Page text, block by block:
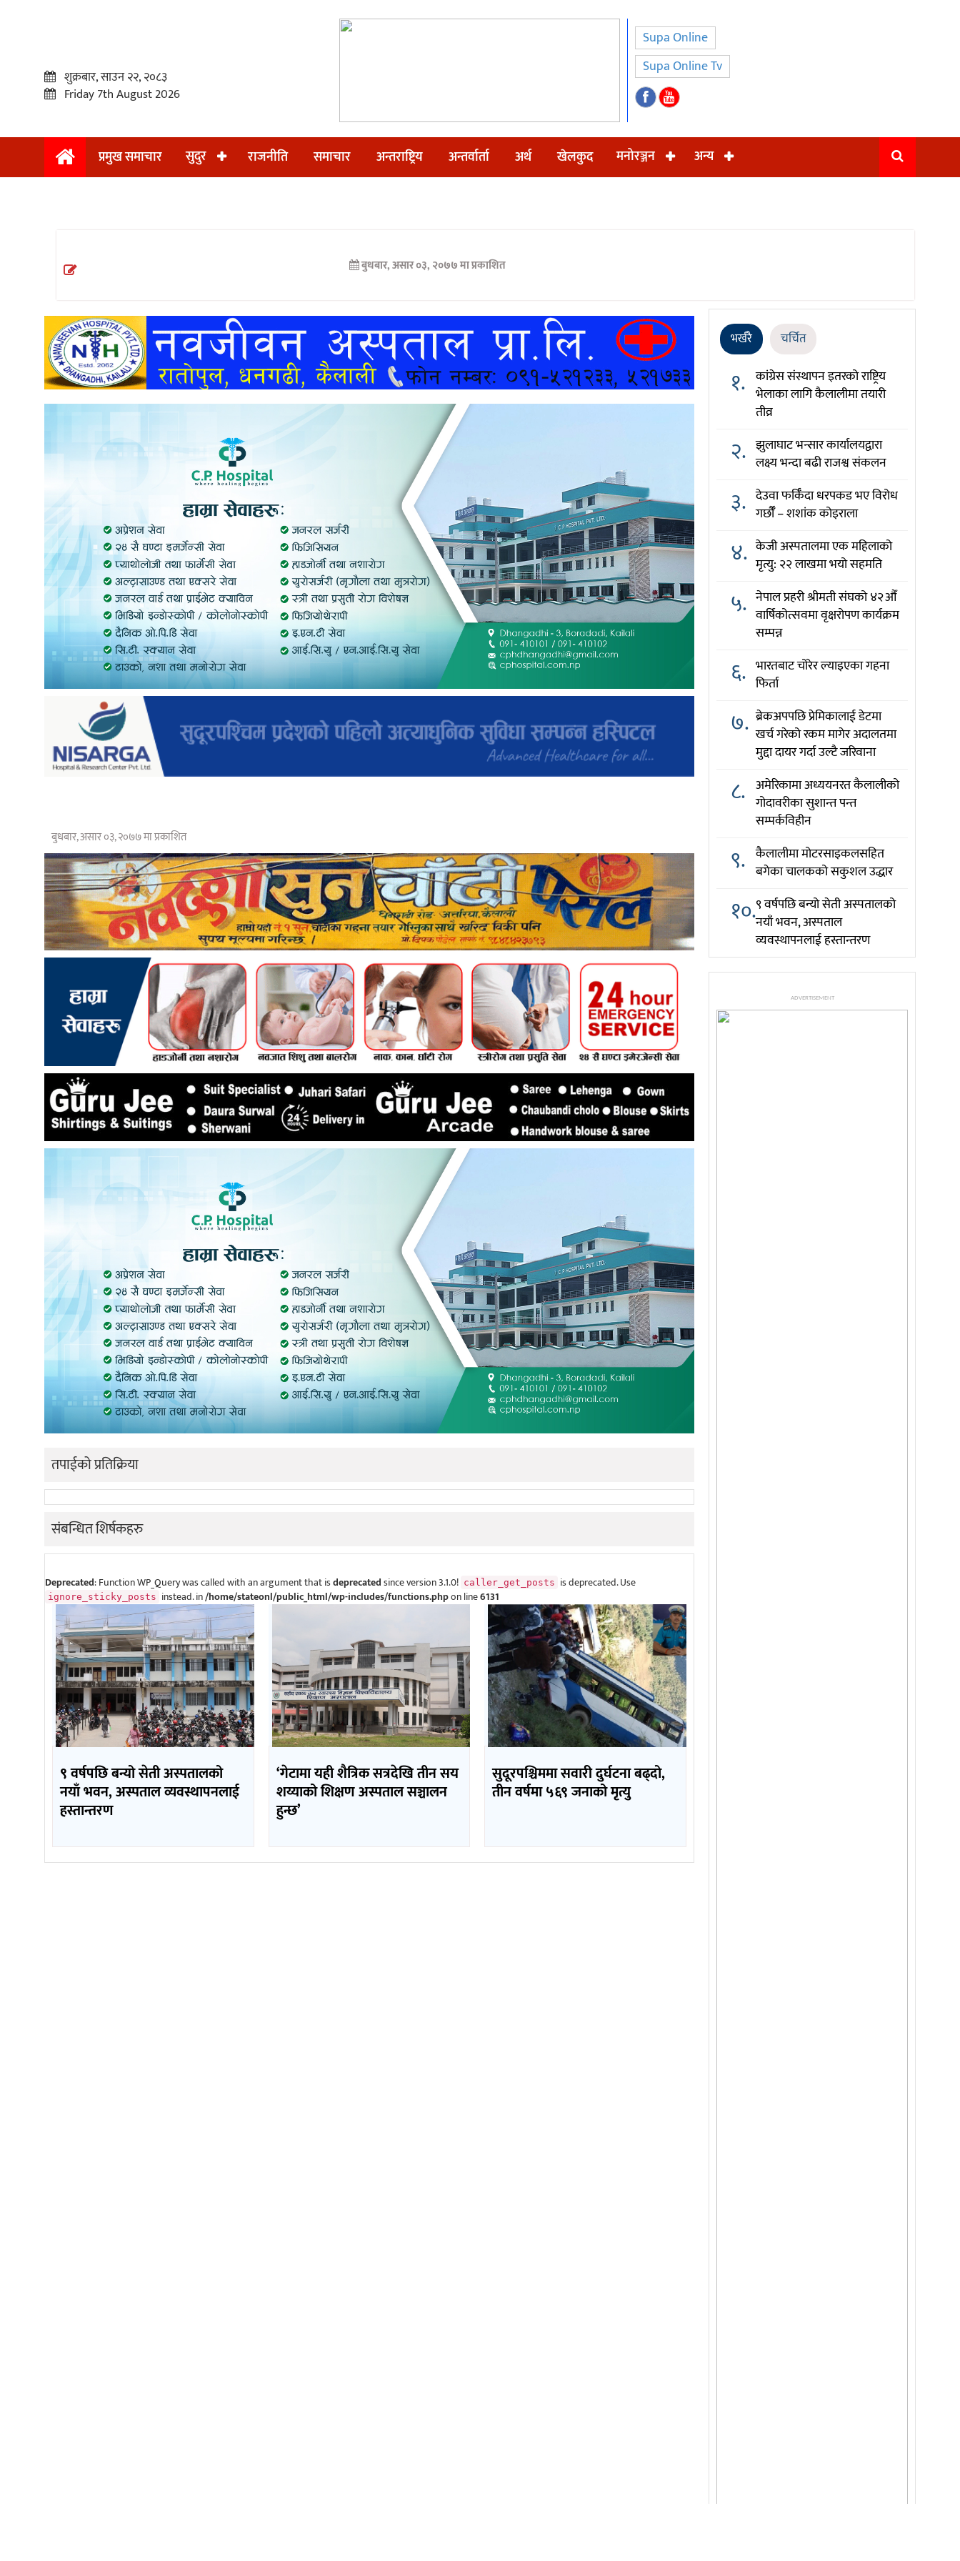
प्रमुख
अन्तराष्ट्रिय
अन्तर्वार्ता
खेलकुद
शुक्रबार, साउन २२, २०८३
Friday 7th August 2026
Supa Online
Supa Online Tv
प्रमुख समाचार सुदुर राजनीति समाचार अन्तराष्ट्रिय अन्तर्वार्ता अर्थ खेलकुद मनोरञ्जन अन्य
बुधबार, असार ०३, २०७७ मा प्रकाशित
बुधबार, असार ०३, २०७७ मा प्रकाशित
तपाईको प्रतिक्रिया
संबन्धित शिर्षकहरु
Deprecated: Function WP_Query was called with an argument that isdeprecatedsince version 3.1.0! caller_get_posts is deprecated. Use
ignore_sticky_posts instead. in/home/stateonl/public_html/wp-includes/functions.phpon line6131
९ वर्षपछि बन्यो सेती अस्पतालको
नयाँ भवन, अस्पताल व्यवस्थापनलाई
हस्तान्तरण
‘गेटामा यही शैत्रिक सत्रदेखि तीन सय
शय्याको शिक्षण अस्पताल सञ्चालन
हुन्छ’
सुदूरपश्चिममा सवारी दुर्घटना बढ्दो,
तीन वर्षमा ५६९ जनाको मृत्यु
भर्खरै चर्चित
१. कांग्रेस संस्थापन इतरको राष्ट्रिय
भेलाका लागि कैलालीमा तयारी
तीव्र
२. झुलाघाट भन्सार कार्यालयद्वारा
लक्ष्य भन्दा बढी राजश्व संकलन
३. देउवा फर्किँदा धरपकड भए विरोध
गर्छौँं – शशांक कोइराला
४. केजी अस्पतालमा एक महिलाको
मृत्यु: २२ लाखमा भयो सहमति
५. नेपाल प्रहरी श्रीमती संघको ४२औँ
वार्षिकोत्सवमा वृक्षरोपण कार्यक्रम
सम्पन्न
६. भारतबाट चोरेर ल्याइएका गहना
फिर्ता
७. ब्रेकअपपछि प्रेमिकालाई डेटमा
खर्च गरेको रकम मागेर अदालतमा
मुद्दा दायर गर्दा उल्टै जरिवाना
८. अमेरिकामा अध्ययनरत कैलालीको
गोदावरीका सुशान्त पन्त
सम्पर्कविहीन
९. कैलालीमा मोटरसाइकलसहित
बगेका चालकको सकुशल उद्धार
१०.९ वर्षपछि बन्यो सेती अस्पतालको
नयाँ भवन, अस्पताल
व्यवस्थापनलाई हस्तान्तरण
ADVERTISEMENT